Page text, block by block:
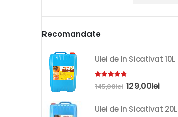
Recomandate
Ulei de In Sicativat 10L
out of 5
145,00lei 129,00lei
Ulei de In Sicativat 20L